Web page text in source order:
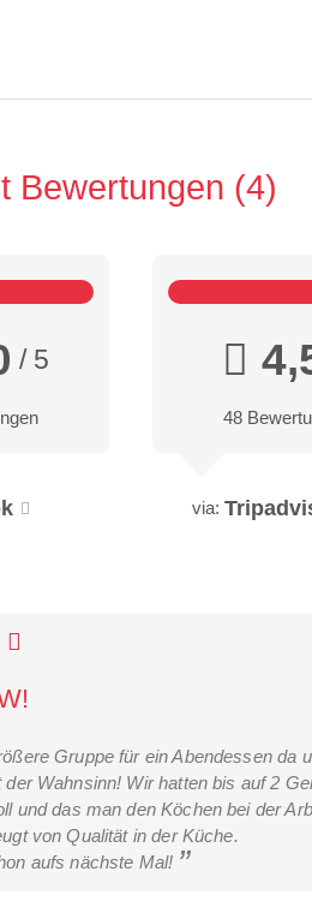
Bewertungen 4
/ 5
48
via:
Gruppe für ein Abendessen da
der Wahnsinn! Wir hatten bis auf 2
und das man den Köchen bei der
von Qualität in der Küche.
aufs nächste Mal!